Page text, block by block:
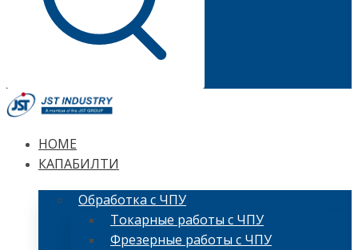
HOME
КАПАБИЛТИ
Обработка с ЧПУ
Токарные работы с ЧПУ
Фрезерные работы с ЧПУ